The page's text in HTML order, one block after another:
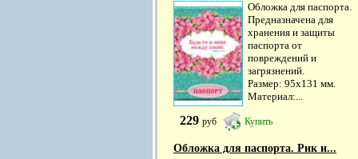
Обложка для паспорта.
Предназначена для
хранения и защиты
паспорта от
повреждений и
загрязнений.
Размер: 95х131 мм.
Материал:...
229 руб Купить
Обложка для паспорта. Рик и...